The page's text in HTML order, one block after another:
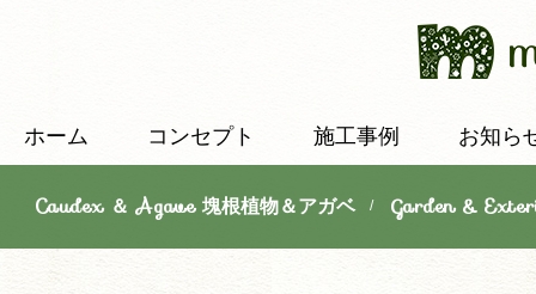
ホーム コンセプト 施工事例 お知ら
Caudex ＆ Agave 塊根植物＆アガベ/Garden &